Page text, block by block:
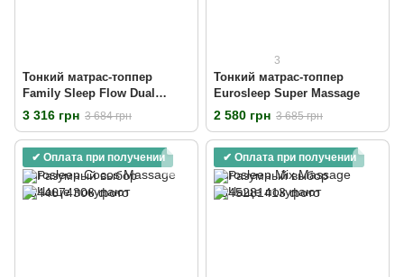
Тонкий матрас-топпер
Family Sleep Flow Dual
Season
3 316 грн 3 684 грн
3
Тонкий матрас-топпер
Eurosleep Super Massage
2 580 грн 3 685 грн
✔ Оплата при получении ✔ Оплата при получении